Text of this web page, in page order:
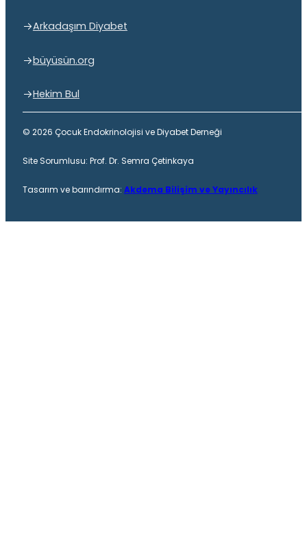
Arkadaşım Diyabet
büyüsün.org
Hekim Bul
© 2026 Çocuk Endokrinolojisi ve Diyabet Derneği
Site Sorumlusu: Prof. Dr. Semra Çetinkaya
Tasarım ve barındırma: Akdema Bilişim ve Yayıncılık